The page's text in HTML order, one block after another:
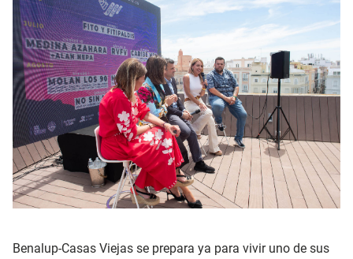
Benalup-Casas Viejas se prepara ya para vivir uno de sus